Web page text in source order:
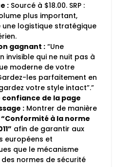
: Sourcé à $18.00. SRP :
plus important,
une logistique stratégique
gagnant :“Une
invisible qui ne nuit pas à
moderne de votre
les parfaitement en
votre style intact”.”
confiance de la page
: Montrer de manière
“Conformité à la norme
afin de garantir aux
européens et
que le mécanisme
normes de sécurité